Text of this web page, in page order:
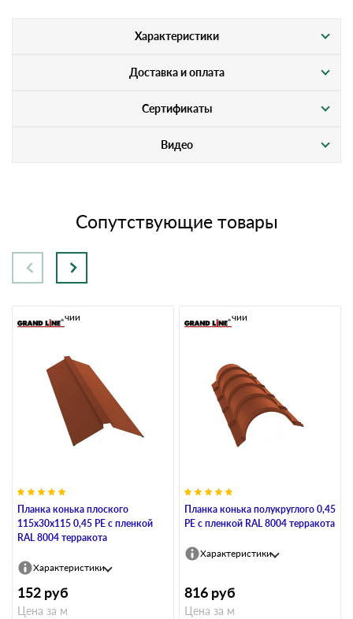
Характеристики
Доставка и оплата
Сертификаты
Видео
Сопутствующие товары
Планка конька плоского
115х30х115 0,45 PE с пленкой
RAL 8004 терракота
В наличии
Характеристики
152 руб
Цена за м
Планка конька полукруглого 0,45
PE с пленкой RAL 8004 терракота
В наличии
Характеристики
816 руб
Цена за м